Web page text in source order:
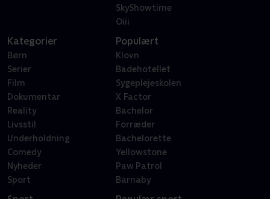
SkyShowtime
Oiii
Kategorier
Børn
Serier
Film
Dokumentar
Reality
Livsstil
Underholdning
Comedy
Nyheder
Sport
Populært
Klovn
Badehotellet
Sygeplejeskolen
X Factor
Bachelor
Forræder
Bachelorette
Yellowstone
Paw Patrol
Barnaby